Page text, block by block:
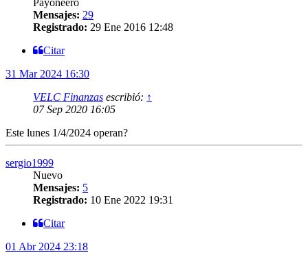
Payoneero
Mensajes: 29
Registrado: 29 Ene 2016 12:48
Citar
31 Mar 2024 16:30
VELC Finanzas escribió: ↑
07 Sep 2020 16:05
Este lunes 1/4/2024 operan?
sergio1999
Nuevo
Mensajes: 5
Registrado: 10 Ene 2022 19:31
Citar
01 Abr 2024 23:18